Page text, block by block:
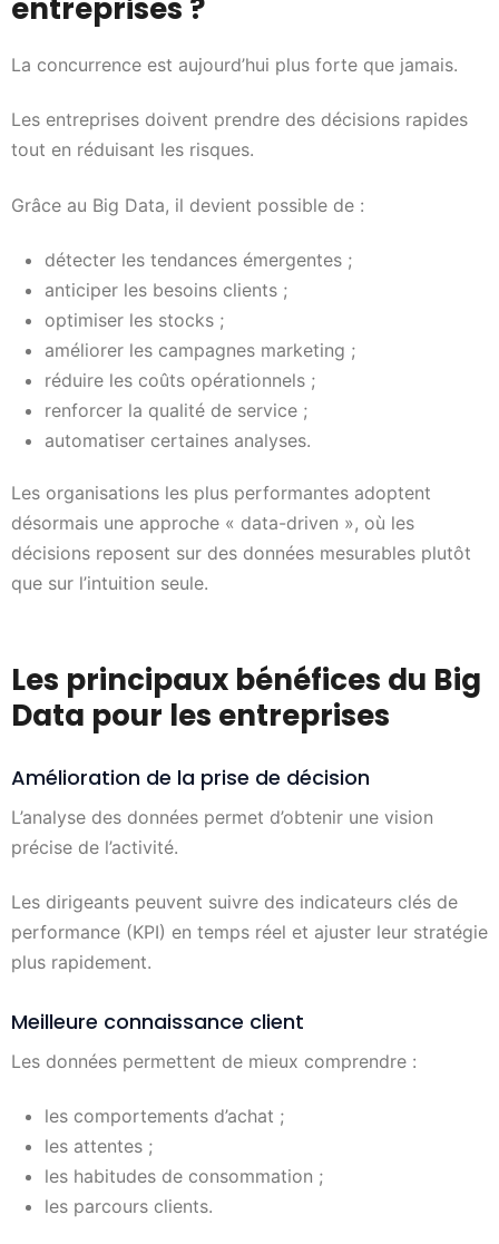
entreprises ?
La concurrence est aujourd’hui plus forte que jamais.
Les entreprises doivent prendre des décisions rapides
tout en réduisant les risques.
Grâce au Big Data, il devient possible de :
détecter les tendances émergentes ;
anticiper les besoins clients ;
optimiser les stocks ;
améliorer les campagnes marketing ;
réduire les coûts opérationnels ;
renforcer la qualité de service ;
automatiser certaines analyses.
Les organisations les plus performantes adoptent
désormais une approche « data-driven », où les
décisions reposent sur des données mesurables plutôt
que sur l’intuition seule.
Les principaux bénéfices du Big
Data pour les entreprises
Amélioration de la prise de décision
L’analyse des données permet d’obtenir une vision
précise de l’activité.
Les dirigeants peuvent suivre des indicateurs clés de
performance (KPI) en temps réel et ajuster leur stratégie
plus rapidement.
Meilleure connaissance client
Les données permettent de mieux comprendre :
les comportements d’achat ;
les attentes ;
les habitudes de consommation ;
les parcours clients.